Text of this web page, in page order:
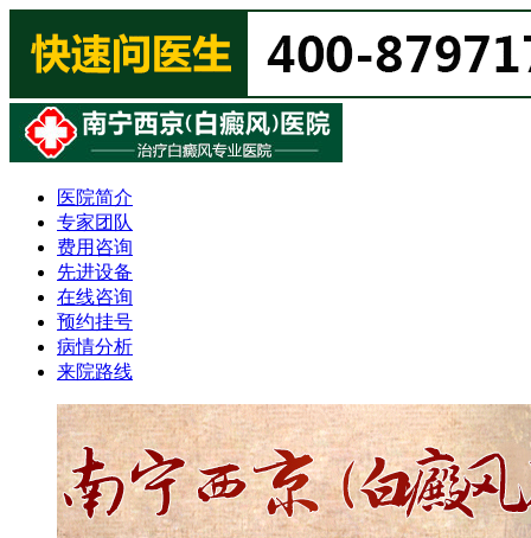
医院简介
专家团队
费用咨询
先进设备
在线咨询
预约挂号
病情分析
来院路线